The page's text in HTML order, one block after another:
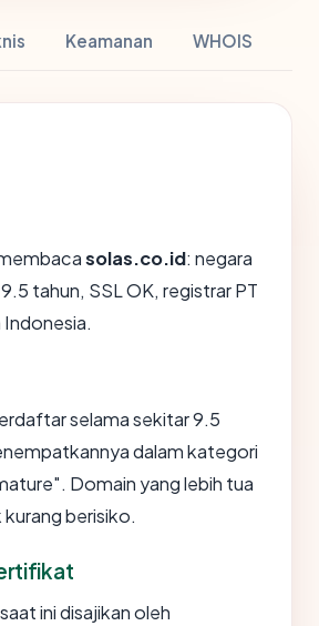
Keamanan WHOIS
solas.co.id: negara
tahun, SSL OK, registrar PT
selama sekitar 9.5
dalam kategori
Domain yang lebih tua
berisiko.
ini disajikan oleh